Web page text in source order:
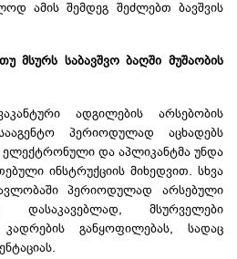
ამის შემდეგ შეძლებთ ბავშვის
მსურს საბავშვო ბაღში მუშაობის
ადგილების არსებობის
პერიოდულად აცხადებს
და აპლიკანტმა უნდა
ინსტრუქციის მიხედვით. სხვა
პერიოდულად არსებული
დასაკავებლად, მსურველები
კადრების განყოფილებას, სადაც